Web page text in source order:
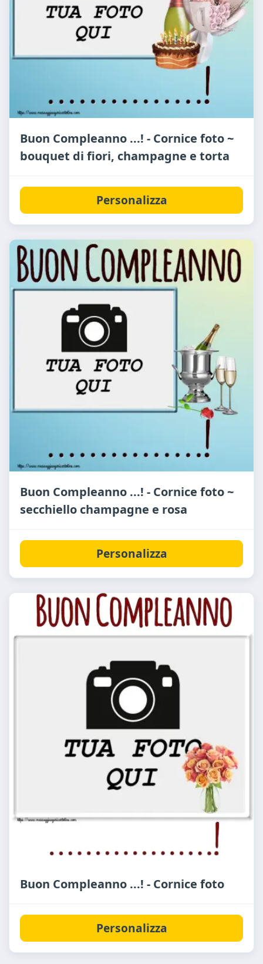
Buon Compleanno ...! - Cornice foto ~
bouquet di fiori, champagne e torta
Personalizza
Buon Compleanno ...! - Cornice foto ~
secchiello champagne e rosa
Personalizza
Buon Compleanno ...! - Cornice foto
Personalizza